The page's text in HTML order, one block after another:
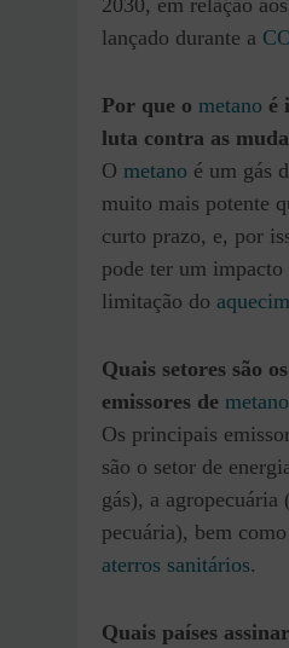
lançado durante a
Por que o metano é
luta contra as
O metano é um gás
muito mais potente
curto prazo, e, por
pode ter um
limitação do
Quais setores são
emissores de metano
Os principais
são o setor de
gás), a
pecuária), bem
aterros sanitários.
Quais países